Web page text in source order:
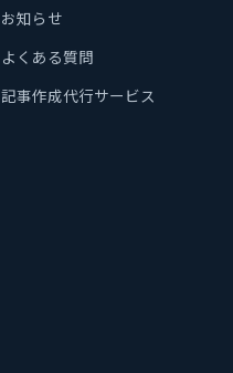
お知らせ
よくある質問
記事作成代行サービス